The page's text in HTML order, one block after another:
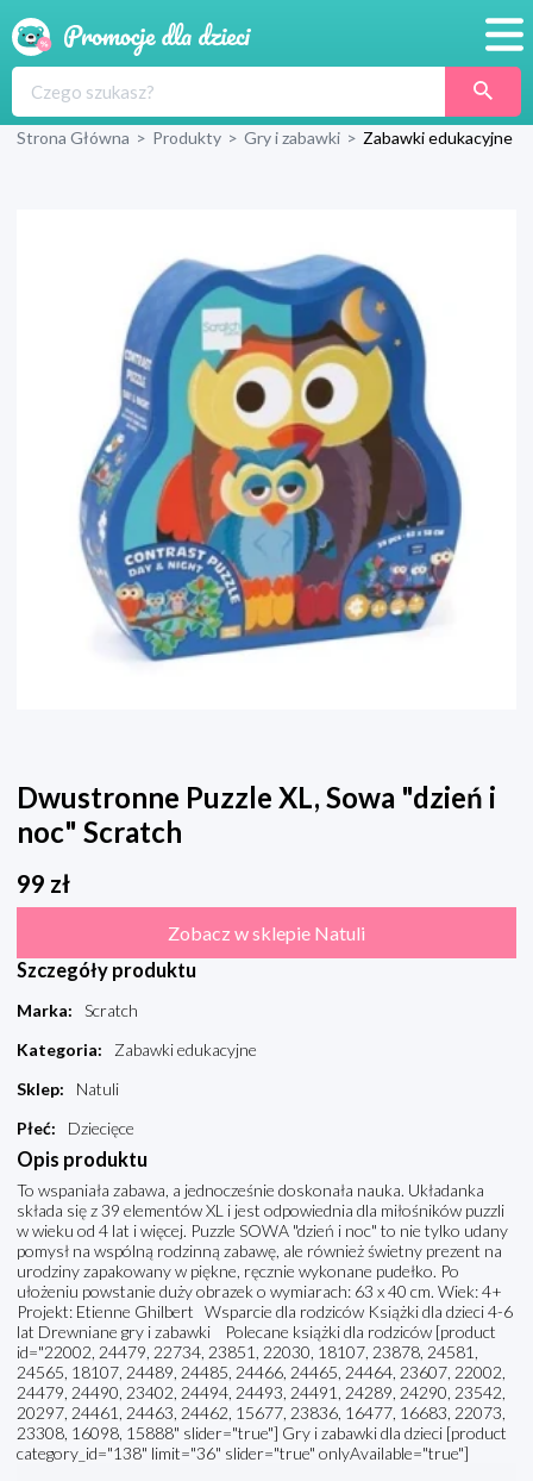
Produkty
Blog
Wyprawka
Strona Główna > Produkty > Gry i zabawki > Zabawki edukacyjne
Dwustronne Puzzle XL, Sowa "dzień i
noc" Scratch
99 zł
Zobacz w sklepie Natuli
Szczegóły produktu
Marka:
Scratch
Kategoria:
Zabawki edukacyjne
Sklep:
Natuli
Płeć: Dziecięce
Opis produktu
To wspaniała zabawa, a jednocześnie doskonała nauka. Układanka
składa się z 39 elementów XL i jest odpowiednia dla miłośników puzzli
w wieku od 4 lat i więcej. Puzzle SOWA "dzień i noc" to nie tylko udany
pomysł na wspólną rodzinną zabawę, ale również świetny prezent na
urodziny zapakowany w piękne, ręcznie wykonane pudełko. Po
ułożeniu powstanie duży obrazek o wymiarach: 63 x 40 cm. Wiek: 4+
Projekt: Etienne Ghilbert Wsparcie dla rodziców Książki dla dzieci 4-6
lat Drewniane gry i zabawki Polecane książki dla rodziców [product
id="22002, 24479, 22734, 23851, 22030, 18107, 23878, 24581,
24565, 18107, 24489, 24485, 24466, 24465, 24464, 23607, 22002,
24479, 24490, 23402, 24494, 24493, 24491, 24289, 24290, 23542,
20297, 24461, 24463, 24462, 15677, 23836, 16477, 16683, 22073,
23308, 16098, 15888" slider="true"] Gry i zabawki dla dzieci [product
category_id="138" limit="36" slider="true" onlyAvailable="true"]